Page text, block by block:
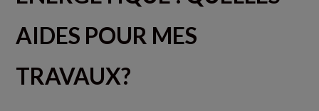
AIDES POUR MES
TRAVAUX?